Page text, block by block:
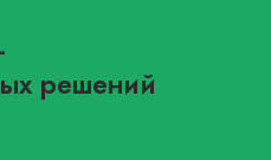
решений